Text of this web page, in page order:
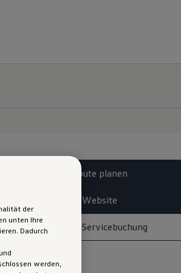
Route planen
Website
Online-Servicebuchung
der
unten Ihre
Dadurch
werden,